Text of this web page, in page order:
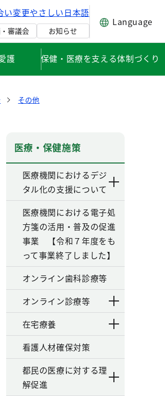
い変更やさしい日本語
審議会 お知らせ
Language
護 保健・医療を支える体制づくり
その他
会 改定部会（第六次改定）
医療・保健施策
医療機関におけるデジ
タル化の支援について
医療機関における電子処
方箋の活用・普及の促進
事業 【令和７年度をも
って事業終了しました】
オンライン歯科診療等
オンライン診療等
在宅療養
看護人材確保対策
都民の医療に対する理
解促進